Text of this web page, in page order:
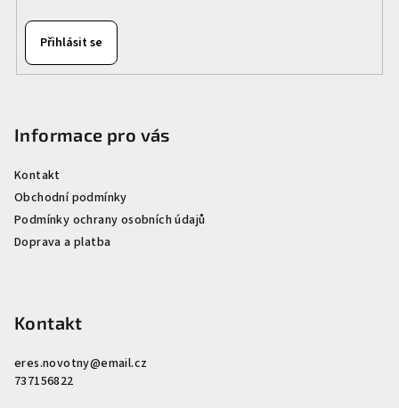
Přihlásit se
Informace pro vás
Kontakt
Obchodní podmínky
Podmínky ochrany osobních údajů
Doprava a platba
Kontakt
eres.novotny@email.cz
737156822